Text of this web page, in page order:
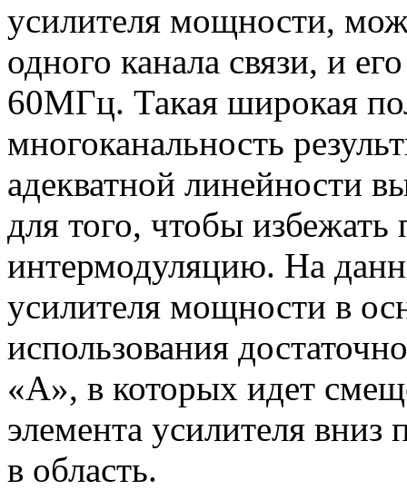
усилителя мощности,
одного канала связи, и
60МГц. Такая широкая
многоканальность
адекватной линейности
для того, чтобы
интермодуляцию. На
усилителя мощности в
использования
«А», в которых идет
элемента усилителя вниз
в область.